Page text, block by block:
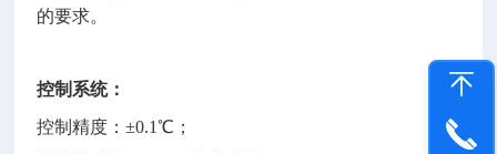
的要求。
控制系统：
控制精度：±0.1℃ ；